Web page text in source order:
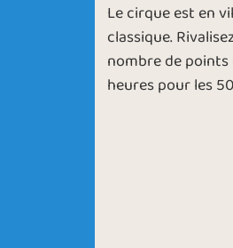
Le cirque est en
classique.
nombre de points
heures pour les